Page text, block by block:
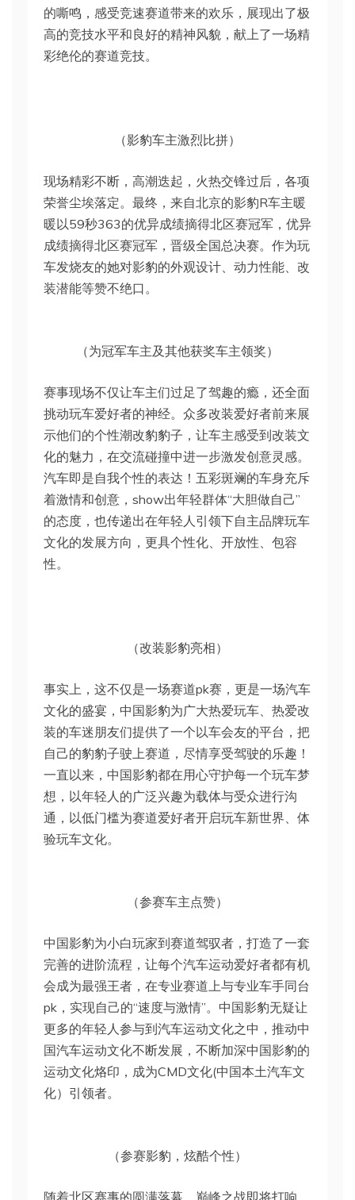
的嘶鸣，感受竞速赛道带来的欢乐，展现出了极
高的竞技水平和良好的精神风貌，献上了一场精
彩绝伦的赛道竞技。
（影豹车主激烈比拼）
现场精彩不断，高潮迭起，火热交锋过后，各项
荣誉尘埃落定。最终，来自北京的影豹R车主暖
暖以59秒363的优异成绩摘得北区赛冠军，优异
成绩摘得北区赛冠军，晋级全国总决赛。作为玩
车发烧友的她对影豹的外观设计、动力性能、改
装潜能等赞不绝口。
（为冠军车主及其他获奖车主领奖）
赛事现场不仅让车主们过足了驾趣的瘾，还全面
挑动玩车爱好者的神经。众多改装爱好者前来展
示他们的个性潮改豹豹子，让车主感受到改装文
化的魅力，在交流碰撞中进一步激发创意灵感。
汽车即是自我个性的表达！五彩斑斓的车身充斥
着激情和创意，show出年轻群体“大胆做自己”
的态度，也传递出在年轻人引领下自主品牌玩车
文化的发展方向，更具个性化、开放性、包容
性。
（改装影豹亮相）
事实上，这不仅是一场赛道pk赛，更是一场汽车
文化的盛宴，中国影豹为广大热爱玩车、热爱改
装的车迷朋友们提供了一个以车会友的平台，把
自己的豹豹子驶上赛道，尽情享受驾驶的乐趣！
一直以来，中国影豹都在用心守护每一个玩车梦
想，以年轻人的广泛兴趣为载体与受众进行沟
通，以低门槛为赛道爱好者开启玩车新世界、体
验玩车文化。
（参赛车主点赞）
中国影豹为小白玩家到赛道驾驭者，打造了一套
完善的进阶流程，让每个汽车运动爱好者都有机
会成为最强王者，在专业赛道上与专业车手同台
pk，实现自己的“速度与激情”。中国影豹无疑让
更多的年轻人参与到汽车运动文化之中，推动中
国汽车运动文化不断发展，不断加深中国影豹的
运动文化烙印，成为CMD文化(中国本土汽车文
化）引领者。
（参赛影豹，炫酷个性）
随着北区赛事的圆满落幕，巅峰之战即将打响。